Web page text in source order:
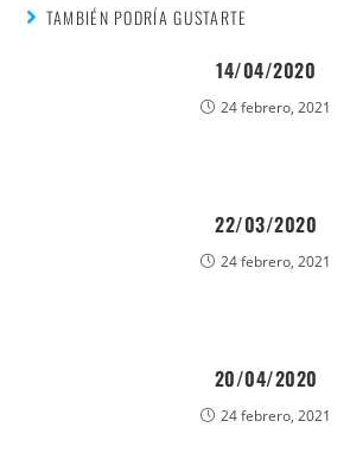
TAMBIÉN PODRÍA GUSTARTE
14/04/2020
24 febrero, 2021
22/03/2020
24 febrero, 2021
20/04/2020
24 febrero, 2021